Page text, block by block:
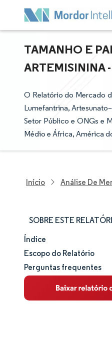
TAMANHO E
ARTEMISININA
O Relatório do Mercado
Lumefantrina,
Setor Público e ONGs e
Médio e África, América
Início Análise De
SOBRE ESTE
Tamanho e
Análise de mercado
Tendências e insights
Índice
Escopo do Relatório
Perguntas frequentes